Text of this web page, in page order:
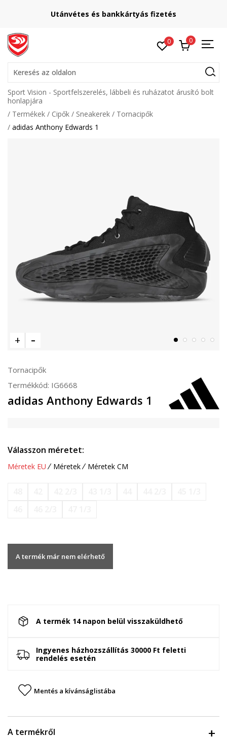
Utánvétes és bankkártyás fizetés
0 0
Keresés az oldalon
Sport Vision - Sportfelszerelés, lábbeli és ruházatot árusító bolt
honlapjára
Termékek
Cipők Sneakerek
Tornacipők
adidas Anthony Edwards 1
Tornacipők
Termékkód: IG6668
adidas Anthony Edwards 1
Válasszon méretet:
Méretek EU Méretek Méretek CM
A termék már nem elérhető
A termék 14 napon belül visszaküldhető
Ingyenes házhozszállítás 30000 Ft feletti
rendelés esetén
Mentés a kívánságlistába
A termékről